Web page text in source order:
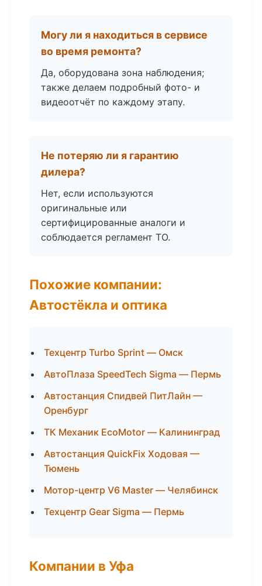
Могу ли я находиться в сервисе
во время ремонта?
Да, оборудована зона наблюдения;
также делаем подробный фото- и
видеоотчёт по каждому этапу.
Не потеряю ли я гарантию
дилера?
Нет, если используются
оригинальные или
сертифицированные аналоги и
соблюдается регламент ТО.
Похожие компании:
Автостёкла и оптика
Техцентр Turbo Sprint — Омск
АвтоПлаза SpeedTech Sigma — Пермь
Автостанция Спидвей ПитЛайн —
Оренбург
ТК Механик EcoMotor — Калининград
Автостанция QuickFix Ходовая —
Тюмень
Мотор-центр V6 Master — Челябинск
Техцентр Gear Sigma — Пермь
Компании в Уфа